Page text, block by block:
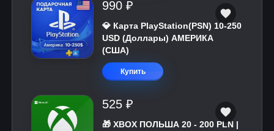
990 ₽
💎 Карта PlayStation(PSN) 10-250
USD (Доллары) АМЕРИКА
(США)
Купить
525 ₽
🎁 XBOX ПОЛЬША 20 - 200 PLN |